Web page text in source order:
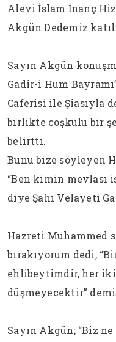
Alevi İslam İnanç
Akgün Dedemiz
Sayın Akgün
Gadir-i Hum
Caferisi ile Şiasıyla
birlikte coşkulu bir
belirtti.
Bunu bize söyleyen
“Ben kimin mevlası
diye Şahı Velayeti
Hazreti Muhammed
bırakıyorum dedi;
ehlibeytimdir, her
düşmeyecektir”
Sayın Akgün; “Biz